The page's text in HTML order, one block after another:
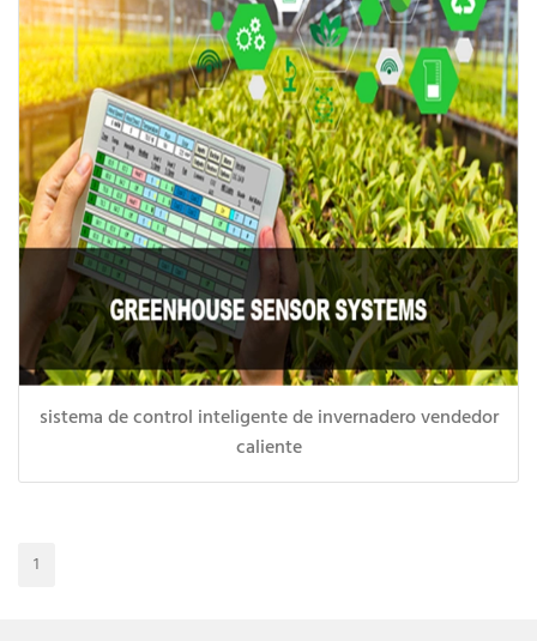
sistema de control inteligente de invernadero vendedor
caliente
1